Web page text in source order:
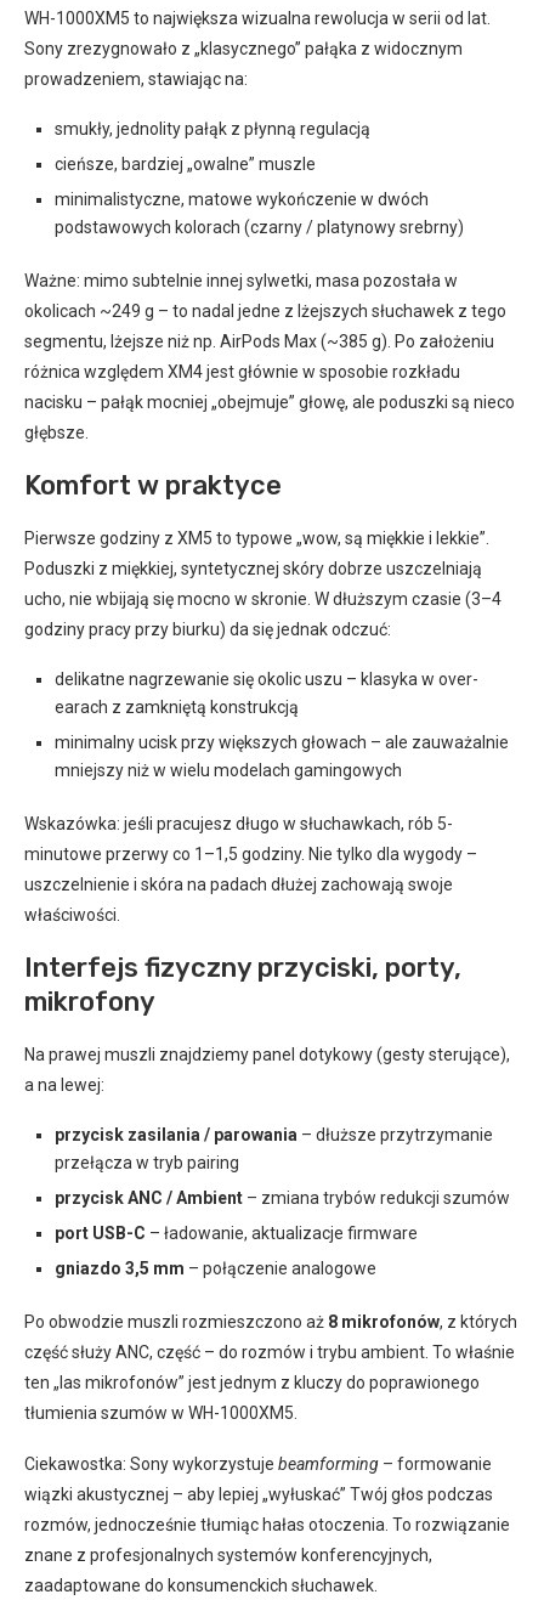
WH-1000XM5 to największa wizualna rewolucja w serii od lat.
Sony zrezygnowało z „klasycznego” pałąka z widocznym
prowadzeniem, stawiając na:
smukły, jednolity pałąk z płynną regulacją
cieńsze, bardziej „owalne” muszle
minimalistyczne, matowe wykończenie w dwóch
podstawowych kolorach (czarny / platynowy srebrny)
Ważne: mimo subtelnie innej sylwetki, masa pozostała w
okolicach ~249 g – to nadal jedne z lżejszych słuchawek z tego
segmentu, lżejsze niż np. AirPods Max (~385 g). Po założeniu
różnica względem XM4 jest głównie w sposobie rozkładu
nacisku – pałąk mocniej „obejmuje” głowę, ale poduszki są nieco
głębsze.
Komfort w praktyce
Pierwsze godziny z XM5 to typowe „wow, są miękkie i lekkie”.
Poduszki z miękkiej, syntetycznej skóry dobrze uszczelniają
ucho, nie wbijają się mocno w skronie. W dłuższym czasie (3–4
godziny pracy przy biurku) da się jednak odczuć:
delikatne nagrzewanie się okolic uszu – klasyka w over-
earach z zamkniętą konstrukcją
minimalny ucisk przy większych głowach – ale zauważalnie
mniejszy niż w wielu modelach gamingowych
Wskazówka: jeśli pracujesz długo w słuchawkach, rób 5-
minutowe przerwy co 1–1,5 godziny. Nie tylko dla wygody –
uszczelnienie i skóra na padach dłużej zachowają swoje
właściwości.
Interfejs fizyczny przyciski, porty,
mikrofony
Na prawej muszli znajdziemy panel dotykowy (gesty sterujące),
a na lewej:
przycisk zasilania / parowania – dłuższe przytrzymanie
przełącza w tryb pairing
przycisk ANC / Ambient – zmiana trybów redukcji szumów
port USB-C – ładowanie, aktualizacje firmware
gniazdo 3,5 mm – połączenie analogowe
Po obwodzie muszli rozmieszczono aż 8 mikrofonów, z których
część służy ANC, część – do rozmów i trybu ambient. To właśnie
ten „las mikrofonów” jest jednym z kluczy do poprawionego
tłumienia szumów w WH-1000XM5.
Ciekawostka: Sony wykorzystuje beamforming – formowanie
wiązki akustycznej – aby lepiej „wyłuskać” Twój głos podczas
rozmów, jednocześnie tłumiąc hałas otoczenia. To rozwiązanie
znane z profesjonalnych systemów konferencyjnych,
zaadaptowane do konsumenckich słuchawek.